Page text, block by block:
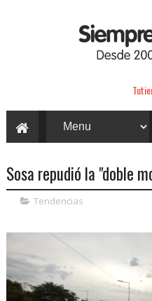
Sosa repudió la "doble
Tendencias